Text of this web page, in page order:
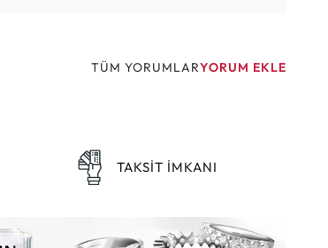
TÜM YORUMLARYORUM EKLE
TAKSİT İMKANI